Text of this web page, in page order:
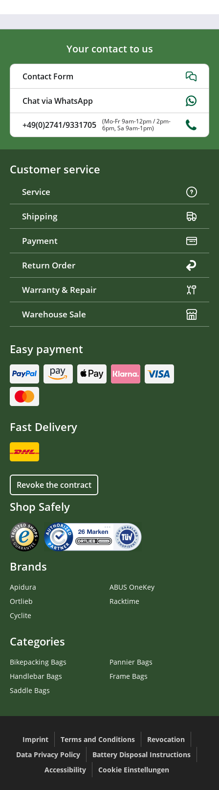
Your contact to us
Contact Form
Chat via WhatsApp
+49(0)2741/9331705
(Mo-Fr 9am-12pm / 2pm-
6pm, Sa 9am-1pm)
Customer service
Service
Shipping
Payment
Return Order
Warranty & Repair
Warehouse Sale
Easy payment
Fast Delivery
Revoke the contract
Shop Safely
Brands
Apidura
Ortlieb
Cyclite
ABUS OneKey
Racktime
Categories
Bikepacking Bags
Handlebar Bags
Saddle Bags
Pannier Bags
Frame Bags
Imprint Terms and Conditions
Revocation
Data Privacy Policy
Battery Disposal Instructions
Accessibility
Cookie Einstellungen